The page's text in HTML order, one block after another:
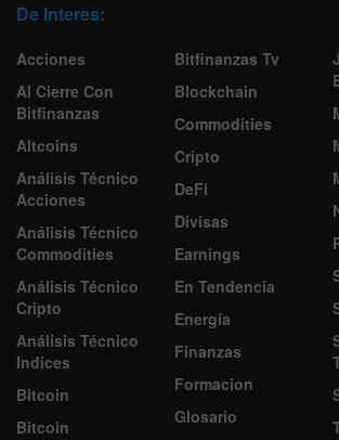
De Interes:
Acciones
Al Cierre Con
Bitfinanzas
Altcoins
Análisis Técnico
Acciones
Análisis Técnico
Commodities
Análisis Técnico
Cripto
Análisis Técnico
Indices
Bitcoin
Bitcoin
Bitfinanzas Tv
Blockchain
Commodities
Cripto
DeFi
Divisas
Earnings
En Tendencia
Energía
Finanzas
Formacion
Glosario